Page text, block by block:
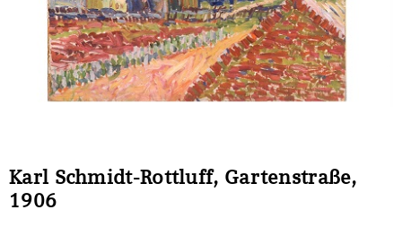
Karl Schmidt-Rottluff, Gartenstraße,
1906
Sonstiges